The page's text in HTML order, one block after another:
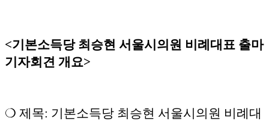
<기본소득당 최승현 서울시의원 비례대표 출마
기자회견 개요>
❍ 제목: 기본소득당 최승현 서울시의원 비례대